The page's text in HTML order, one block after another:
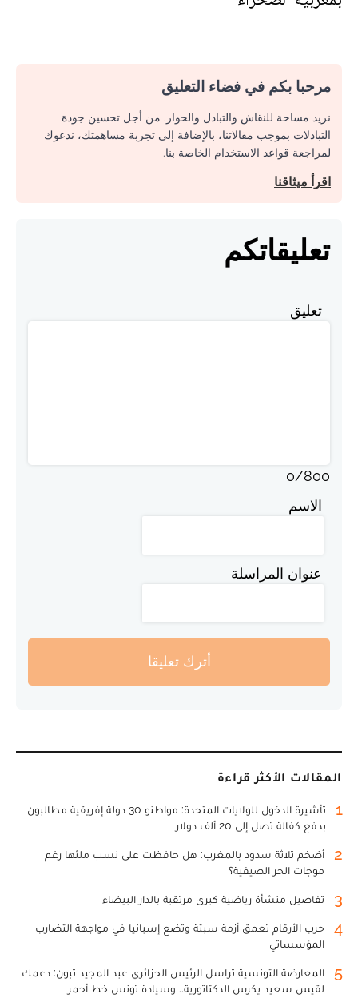
مرحبا بكم في فضاء التعليق
نريد مساحة للنقاش والتبادل والحوار. من أجل تحسين جودة
التبادلات بموجب مقالاتنا، بالإضافة إلى تجربة مساهمتك، ندعوك
لمراجعة قواعد الاستخدام الخاصة بنا.
اقرأ ميثاقنا
تعليقاتكم
تعليق
0/800
الاسم
عنوان المراسلة
أترك تعليقا
المقالات الأكثر قراءة
1
تأشيرة الدخول للولايات المتحدة: مواطنو 30 دولة إفريقية مطالبون
بدفع كفالة تصل إلى 20 ألف دولار
2
أضخم ثلاثة سدود بالمغرب: هل حافظت على نسب ملئها رغم
موجات الحر الصيفية؟
3 تفاصيل منشأة رياضية كبرى مرتقبة بالدار البيضاء
4
حرب الأرقام تعمق أزمة سبتة وتضع إسبانيا في مواجهة التضارب
المؤسساتي
5
المعارضة التونسية تراسل الرئيس الجزائري عبد المجيد تبون: دعمك
لقيس سعيد يكرس الدكتاتورية.. وسيادة تونس خط أحمر